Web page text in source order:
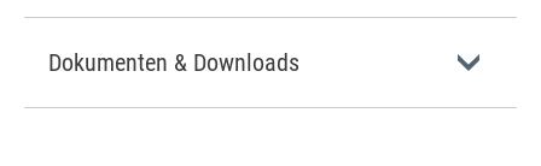
Dokumenten & Downloads